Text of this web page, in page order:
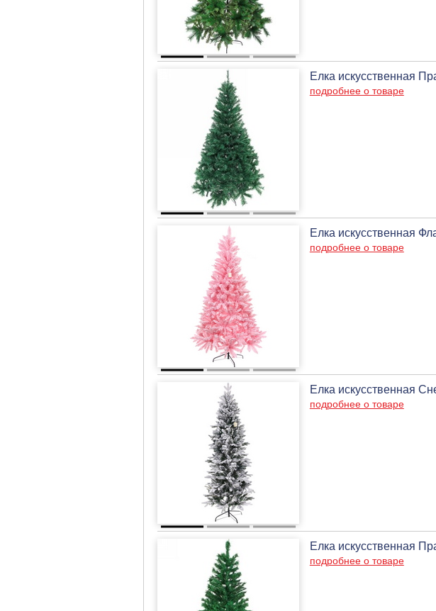
Елка искусственная
подробнее о товаре
Елка искусственная
подробнее о товаре
Елка искусственная
подробнее о товаре
Елка искусственная
подробнее о товаре